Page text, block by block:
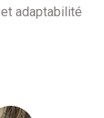
adaptabilité